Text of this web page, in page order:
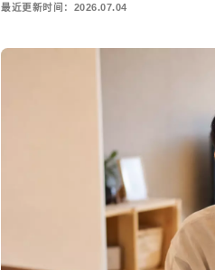
最近更新时间：2026.07.04